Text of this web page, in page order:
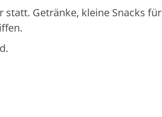
statt. Getränke, kleine Snacks für